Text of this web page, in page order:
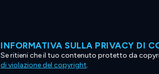
INFORMATIVA SULLA PRIVACY DI
Se ritieni che il tuo contenuto protetto da
di violazione del copyright.